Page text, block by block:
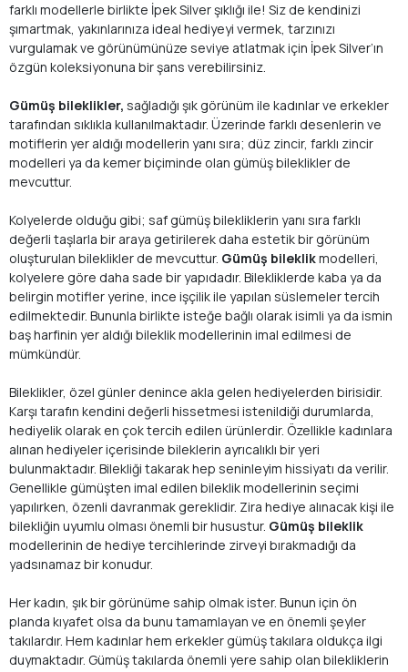
farklı modellerle birlikte İpek Silver şıklığı ile! Siz de kendinizi
şımartmak, yakınlarınıza ideal hediyeyi vermek, tarzınızı
vurgulamak ve görünümünüze seviye atlatmak için İpek Silver’ın
özgün koleksiyonuna bir şans verebilirsiniz.
Gümüş bileklikler, sağladığı şık görünüm ile kadınlar ve erkekler
tarafından sıklıkla kullanılmaktadır. Üzerinde farklı desenlerin ve
motiflerin yer aldığı modellerin yanı sıra; düz zincir, farklı zincir
modelleri ya da kemer biçiminde olan gümüş bileklikler de
mevcuttur.
Kolyelerde olduğu gibi; saf gümüş bilekliklerin yanı sıra farklı
değerli taşlarla bir araya getirilerek daha estetik bir görünüm
oluşturulan bileklikler de mevcuttur. Gümüş bileklikmodelleri,
kolyelere göre daha sade bir yapıdadır. Bilekliklerde kaba ya da
belirgin motifler yerine, ince işçilik ile yapılan süslemeler tercih
edilmektedir. Bununla birlikte isteğe bağlı olarak isimli ya da ismin
baş harfinin yer aldığı bileklik modellerinin imal edilmesi de
mümkündür.
Bileklikler, özel günler denince akla gelen hediyelerden birisidir.
Karşı tarafın kendini değerli hissetmesi istenildiği durumlarda,
hediyelik olarak en çok tercih edilen ürünlerdir. Özellikle kadınlara
alınan hediyeler içerisinde bileklerin ayrıcalıklı bir yeri
bulunmaktadır. Bilekliği takarak hep seninleyim hissiyatı da verilir.
Genellikle gümüşten imal edilen bileklik modellerinin seçimi
yapılırken, özenli davranmak gereklidir. Zira hediye alınacak kişi ile
bilekliğin uyumlu olması önemli bir husustur. Gümüş bileklik
modellerinin de hediye tercihlerinde zirveyi bırakmadığı da
yadsınamaz bir konudur.
Her kadın, şık bir görünüme sahip olmak ister. Bunun için ön
planda kıyafet olsa da bunu tamamlayan ve en önemli şeyler
takılardır. Hem kadınlar hem erkekler gümüş takılara oldukça ilgi
duymaktadır. Gümüş takılarda önemli yere sahip olan bilekliklerin